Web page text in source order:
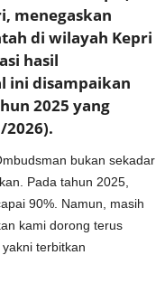
menegaskan
di wilayah Kepri
hasil
ini disampaikan
2025 yang
2026).
bukan sekadar
Pada tahun 2025,
90%. Namun, masih
kami dorong terus
terbitkan